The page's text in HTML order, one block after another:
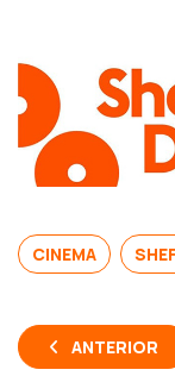
CINEMA
ANTERIOR